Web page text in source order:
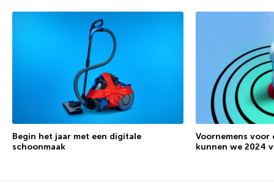
Begin het jaar met een digitale
schoonmaak
Voornemens
kunnen we 2024